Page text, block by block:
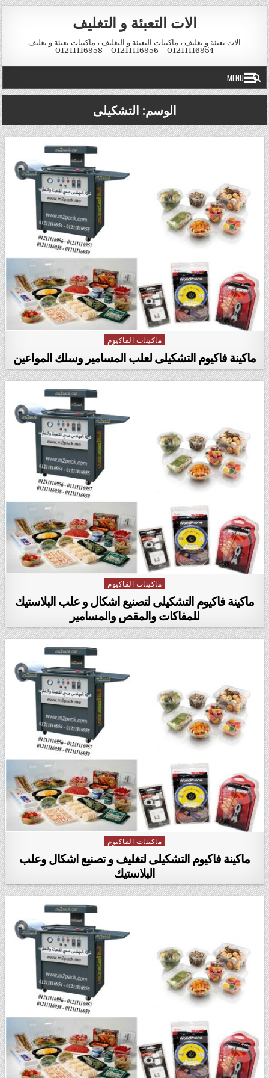
Skip to content
الات التعبئة و التغليف
الات تعبئة و تغليف ، ماكينات التعبئة و التغليف ، ماكينات تعبئة و تغليف
01211116954 – 01211116956 – 01211116958
MENU
الوسم: التشكيلى
Posted in
ماكينات الفاكيوم
ماكينة فاكيوم التشكيلى لعلب المسامير وسلك المواعين
Posted in
ماكينات الفاكيوم
ماكينة فاكيوم التشكيلى لتصنيع اشكال و علب البلاستيك
للمفاكات والمقص والمسامير
Posted in
ماكينات الفاكيوم
ماكينة فاكيوم التشكيلى لتغليف و تصنيع اشكال وعلب
البلاستيك